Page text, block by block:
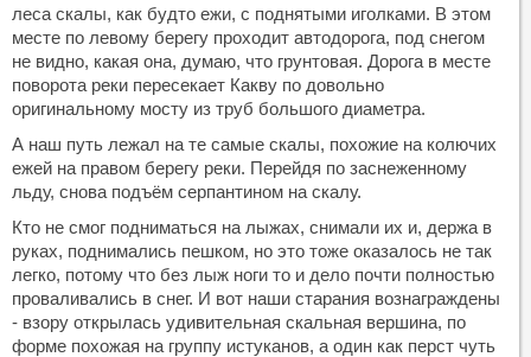
леса скалы, как будто ежи, с поднятыми иголками. В этом
месте по левому берегу проходит автодорога, под снегом
не видно, какая она, думаю, что грунтовая. Дорога в месте
поворота реки пересекает Какву по довольно
оригинальному мосту из труб большого диаметра.
А наш путь лежал на те самые скалы, похожие на колючих
ежей на правом берегу реки. Перейдя по заснеженному
льду, снова подъём серпантином на скалу.
Кто не смог подниматься на лыжах, снимали их и, держа в
руках, поднимались пешком, но это тоже оказалось не так
легко, потому что без лыж ноги то и дело почти полностью
проваливались в снег. И вот наши старания вознаграждены
- взору открылась удивительная скальная вершина, по
форме похожая на группу истуканов, а один как перст чуть